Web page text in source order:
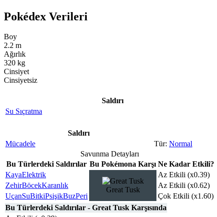
Pokédex Verileri
Boy
2.2 m
Ağırlık
320 kg
Cinsiyet
Cinsiyetsiz
Saldırı
Su Sıçratma
Saldırı
Mücadele
Normal
Savunma Detayları
Bu Türlerdeki Saldırılar Bu Pokémona Karşı Ne Kadar Etkili?
KayaElektrik
Great Tusk
Az Etkili (x0.39)
ZehirBöcekKaranlık
Az Etkili (x0.62)
UçanSuBitkiPsişikBuzPeri
Çok Etkili (x1.60)
Bu Türlerdeki Saldırılar - Great Tusk Karşısında